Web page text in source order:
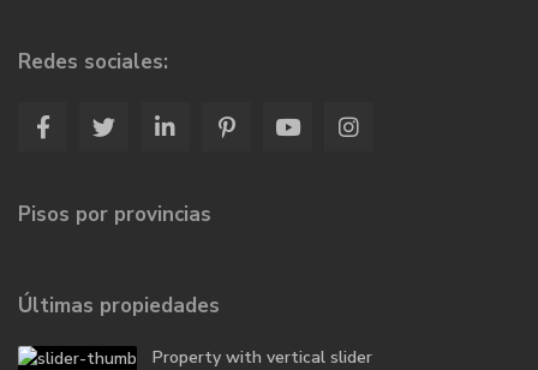
Redes sociales:
Pisos por provincias
Últimas propiedades
Property with vertical slider